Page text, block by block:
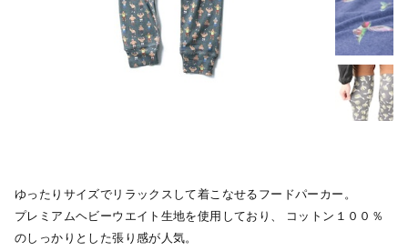
ゆったりサイズでリラックスして着こなせるフードパーカー。
プレミアムヘビーウエイト生地を使用しており、 コットン１００％
のしっかりとした張り感が人気。